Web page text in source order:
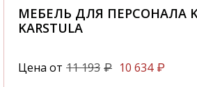
МЕБЕЛЬ ДЛЯ ПЕРСОНАЛА
KARSTULA
Цена от 11 193 ₽ 10 634 ₽